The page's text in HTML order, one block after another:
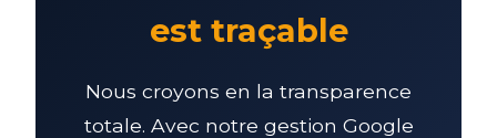
est traçable
Nous croyons en la transparence
totale. Avec notre gestion Google